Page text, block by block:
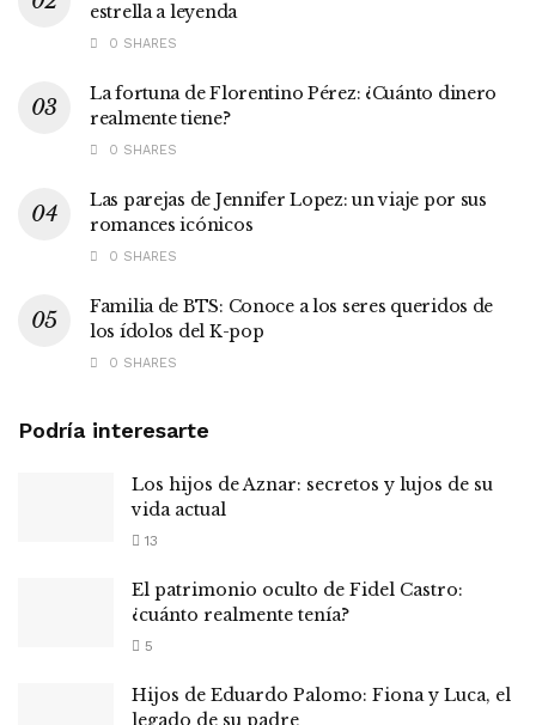
estrella a leyenda
0 SHARES
La fortuna de Florentino Pérez: ¿Cuánto dinero
realmente tiene?
0 SHARES
Las parejas de Jennifer Lopez: un viaje por sus
romances icónicos
0 SHARES
Familia de BTS: Conoce a los seres queridos de
los ídolos del K-pop
0 SHARES
Podría interesarte
Los hijos de Aznar: secretos y lujos de su
vida actual
13
El patrimonio oculto de Fidel Castro:
¿cuánto realmente tenía?
5
Hijos de Eduardo Palomo: Fiona y Luca, el
legado de su padre